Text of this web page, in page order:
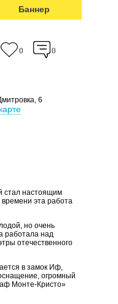
Баннер
0 0
6
стал настоящим
эта работа
но очень
работала над
отечественного
в замок Иф,
огромный
Монте-Кристо»